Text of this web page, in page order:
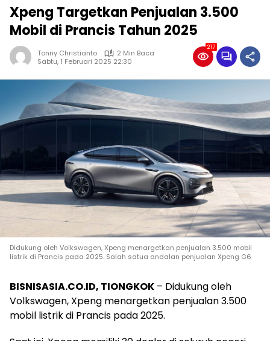
Xpeng Targetkan Penjualan 3.500
Mobil di Prancis Tahun 2025
Tonny Christianto
2 Min Baca
Sabtu, 1 Februari 2025 22:30
217
Didukung oleh Volkswagen, Xpeng menargetkan penjualan 3.500 mobil
listrik di Prancis pada 2025. Salah satua andalan penjualan Xpeng G6
BISNISASIA.CO.ID, TIONGKOK – Didukung oleh
Volkswagen, Xpeng menargetkan penjualan 3.500
mobil listrik di Prancis pada 2025.